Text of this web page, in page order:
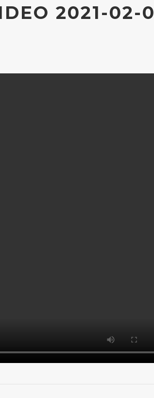
2021-02-